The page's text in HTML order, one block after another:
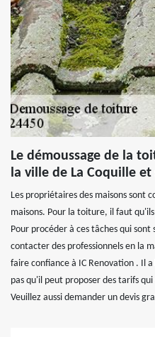
Le démoussage de la
la ville de La Coquille et
Les propriétaires des maisons sont
maisons. Pour la toiture, il faut
Pour procéder à ces tâches qui
contacter des professionnels en la
faire confiance à IC Renovation . Il
pas qu'il peut proposer des tarifs
Veuillez aussi demander un devis